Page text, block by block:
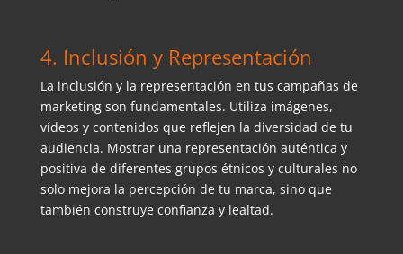
4. Inclusión y Representación
La inclusión y la representación en tus campañas de
marketing son fundamentales. Utiliza imágenes,
vídeos y contenidos que reflejen la diversidad de tu
audiencia. Mostrar una representación auténtica y
positiva de diferentes grupos étnicos y culturales no
solo mejora la percepción de tu marca, sino que
también construye confianza y lealtad.